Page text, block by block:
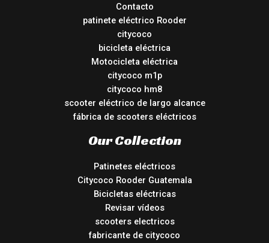
Contacto
patinete eléctrico Rooder
citycoco
bicicleta eléctrica
Motocicleta eléctrica
citycoco m1p
citycoco hm8
scooter eléctrico de largo alcance
fábrica de scooters eléctricos
Our Collection
Patinetes eléctricos
Citycoco Rooder Guatemala
Bicicletas eléctricas
Revisar vídeos
scooters electricos
fabricante de citycoco